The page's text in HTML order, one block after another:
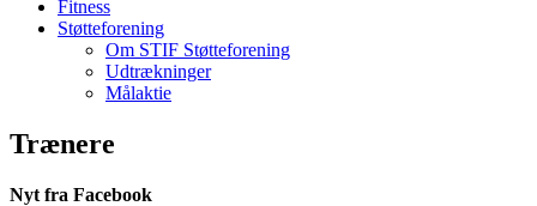
Fitness
Støtteforening
Om STIF Støtteforening
Udtrækninger
Målaktie
Trænere
Nyt fra Facebook